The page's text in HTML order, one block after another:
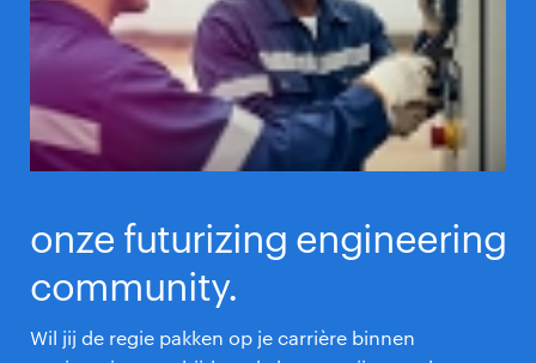
onze futurizing engineering
community.
Wil jij de regie pakken op je carrière binnen